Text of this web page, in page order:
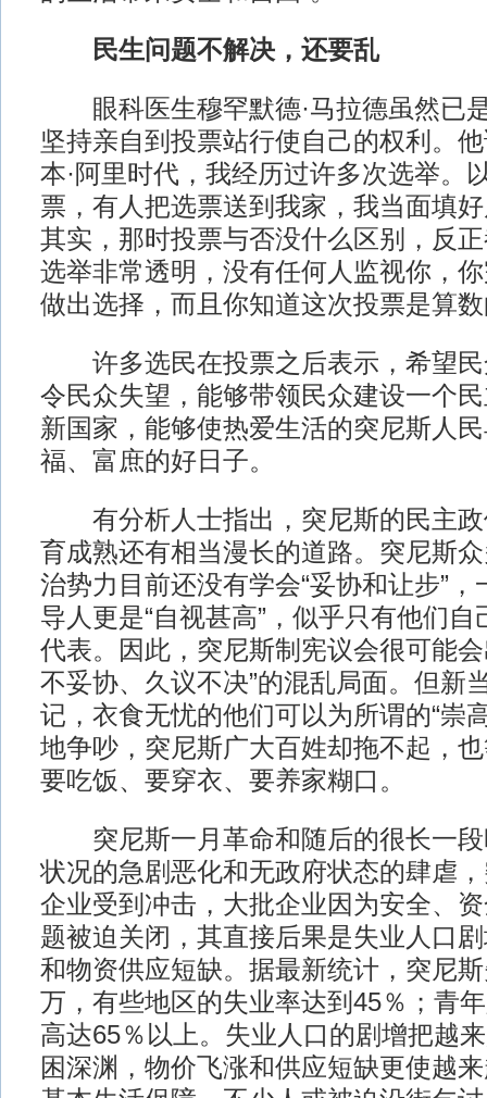
民生问题不解决，还要乱
眼科医生穆罕默德·马拉德虽然已
坚持亲自到投票站行使自己的权利。
本·阿里时代，我经历过许多次选举。
票，有人把选票送到我家，我当面填
其实，那时投票与否没什么区别，反
选举非常透明，没有任何人监视你，
做出选择，而且你知道这次投票是算数
许多选民在投票之后表示，希望民
令民众失望，能够带领民众建设一个
新国家，能够使热爱生活的突尼斯人
福、富庶的好日子。
有分析人士指出，突尼斯的民主政
育成熟还有相当漫长的道路。突尼斯
治势力目前还没有学会“妥协和让步”
导人更是“自视甚高”，似乎只有他们
代表。因此，突尼斯制宪议会很可能
不妥协、久议不决”的混乱局面。但新
记，衣食无忧的他们可以为所谓的“崇
地争吵，突尼斯广大百姓却拖不起，
要吃饭、要穿衣、要养家糊口。
突尼斯一月革命和随后的很长一段
状况的急剧恶化和无政府状态的肆虐
企业受到冲击，大批企业因为安全、
题被迫关闭，其直接后果是失业人口
和物资供应短缺。据最新统计，突尼
万，有些地区的失业率达到45％；青
高达65％以上。失业人口的剧增把越
困深渊，物价飞涨和供应短缺更使越